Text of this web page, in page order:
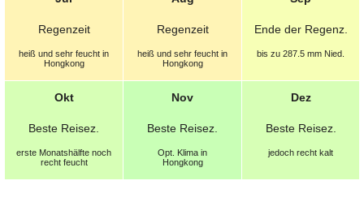
Regenzeit
heiß und sehr feucht in
Hongkong
Regenzeit
heiß und sehr feucht in
Hongkong
Ende der Regenz.
bis zu 287.5 mm Nied.
Okt
Beste Reisez.
erste Monatshälfte noch
recht feucht
Nov
Beste Reisez.
Opt. Klima in
Hongkong
Dez
Beste Reisez.
jedoch recht kalt